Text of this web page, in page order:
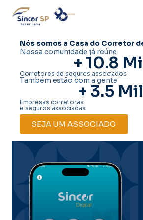
Nós somos a Casa do Corretor
Nossa comunidade já reúne
+ 10.8
Corretores de seguros associados
Também estão com a gente
+ 3.5 Mil
Empresas corretoras
e seguros associadas
SEJA UM ASSOCIADO